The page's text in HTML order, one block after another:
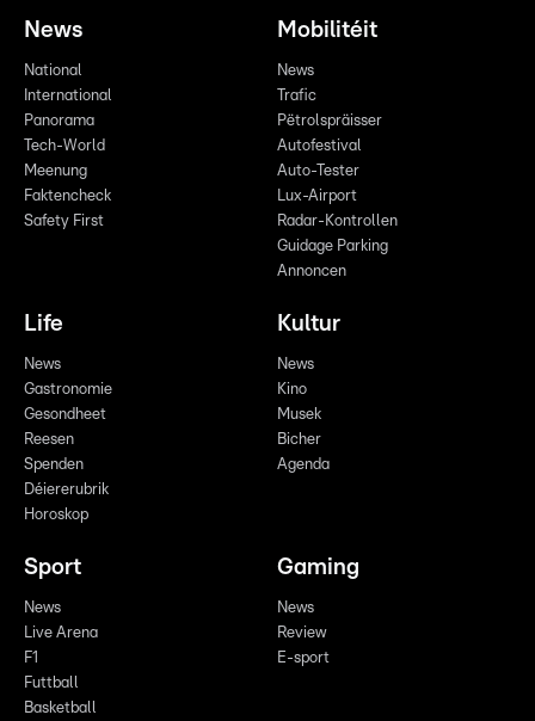
News
National
International
Panorama
Tech-World
Meenung
Faktencheck
Safety First
Mobilitéit
News
Trafic
Pëtrolspräisser
Autofestival
Auto-Tester
Lux-Airport
Radar-Kontrollen
Guidage Parking
Annoncen
Life
News
Gastronomie
Gesondheet
Reesen
Spenden
Déiererubrik
Horoskop
Kultur
News
Kino
Musek
Bicher
Agenda
Sport
News
Live Arena
F1
Futtball
Basketball
Gaming
News
Review
E-sport